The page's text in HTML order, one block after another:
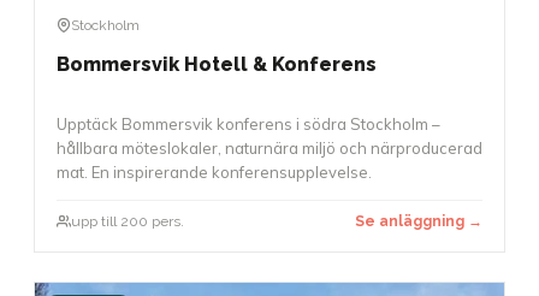
Stockholm
Bommersvik Hotell & Konferens
Upptäck Bommersvik konferens i södra Stockholm –
hållbara möteslokaler, naturnära miljö och närproducerad
mat. En inspirerande konferensupplevelse.
upp till 200 pers. Se anläggning →